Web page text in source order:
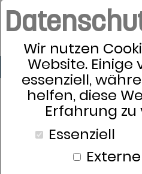
Wir nutzen
Website. Einige
essenziell,
helfen, diese
Erfahrung
Essenziell